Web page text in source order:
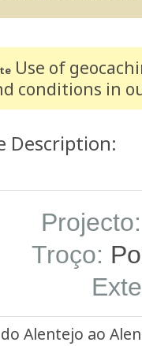
Use of
conditions in
Description:
Projecto:
Troço:
do Alentejo ao